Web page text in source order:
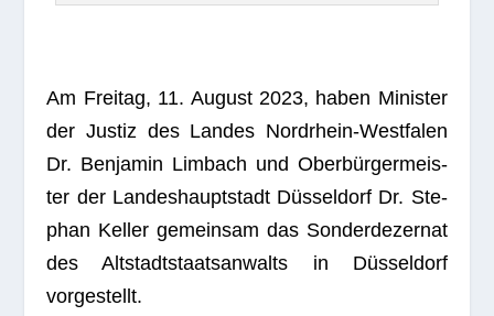
Am Frei­tag, 11. August 2023, haben Minis­ter
der Jus­tiz des Lan­des Nord­rhein-West­fa­len
Dr. Ben­ja­min Lim­bach und Ober­bür­ger­meis­
ter der Lan­des­haupt­stadt Düs­sel­dorf Dr. Ste­
phan Kel­ler gemein­sam das Son­der­de­zer­nat
des Alt­stadt­staats­an­walts in Düs­sel­dorf
vorgestellt.